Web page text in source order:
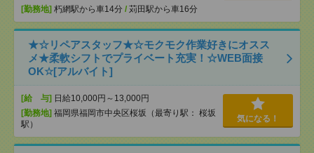
[勤務地] 朽網駅から車14分 / 苅田駅から車16分
★☆リペアスタッフ★☆モクモク作業好きにオスス
メ★柔軟シフトでプライベート充実！☆WEB面接
OK☆[アルバイト]
[給 与] 日給10,000円～13,000円
[勤務地] 福岡県福岡市中央区桜坂（最寄り駅： 桜坂
駅）
気になる！